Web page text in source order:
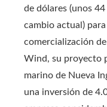
de dólares (unos
cambio actual)
comercialización
Wind, su proyecto
marino de Nueva
una inversión de